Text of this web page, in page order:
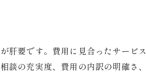
肝要です。費用に見合ったサービ
談の充実度、費用の内訳の明確さ